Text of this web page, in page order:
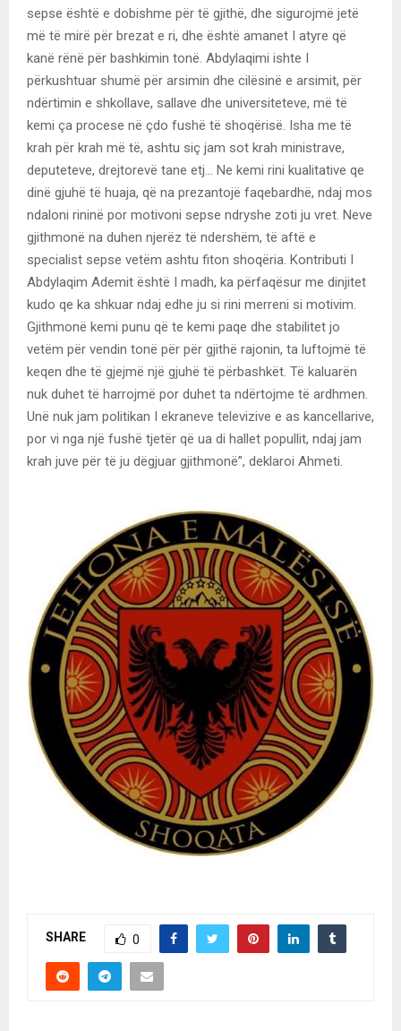
sepse është e dobishme për të gjithë, dhe sigurojmë jetë
më të mirë për brezat e ri, dhe është amanet I atyre që
kanë rënë për bashkimin tonë. Abdylaqimi ishte I
përkushtuar shumë për arsimin dhe cilësinë e arsimit, për
ndërtimin e shkollave, sallave dhe universiteteve, më të
kemi ça procese në çdo fushë të shoqërisë. Isha me të
krah për krah më të, ashtu siç jam sot krah ministrave,
deputeteve, drejtorevë tane etj… Ne kemi rini kualitative qe
dinë gjuhë të huaja, që na prezantojë faqebardhë, ndaj mos
ndaloni rininë por motivoni sepse ndryshe zoti ju vret. Neve
gjithmonë na duhen njerëz të ndershëm, të aftë e
specialist sepse vetëm ashtu fiton shoqëria. Kontributi I
Abdylaqim Ademit është I madh, ka përfaqësur me dinjitet
kudo qe ka shkuar ndaj edhe ju si rini merreni si motivim.
Gjithmonë kemi punu që te kemi paqe dhe stabilitet jo
vetëm për vendin tonë për për gjithë rajonin, ta luftojmë të
keqen dhe të gjejmë një gjuhë të përbashkët. Të kaluarën
nuk duhet të harrojmë por duhet ta ndërtojme të ardhmen.
Unë nuk jam politikan I ekraneve televizive e as kancellarive,
por vi nga një fushë tjetër që ua di hallet popullit, ndaj jam
krah juve për të ju dëgjuar gjithmonë”, deklaroi Ahmeti.
SHARE 0